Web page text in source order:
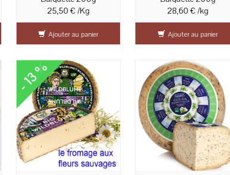
25,50 € /Kg
Ajouter au panier
28,60 € /kg
Ajouter au panier
- 13 %